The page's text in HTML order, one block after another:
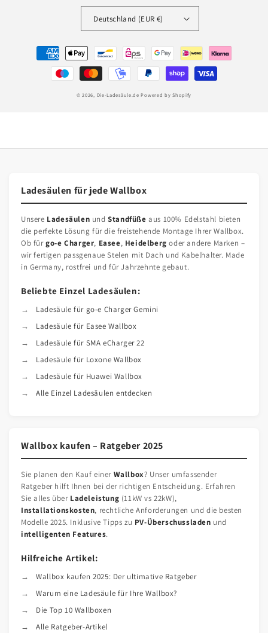
Deutschland (EUR €)
Zahlungsmethoden
© 2026, Die-Ladesäule.de Powered by Shopify
Ladesäulen für jede Wallbox
Unsere Ladesäulen undStandfüße aus 100% Edelstahl bieten
die perfekte Lösung für die freistehende Montage Ihrer Wallbox.
Ob fürgo-e Charger, Easee, Heidelberg oder andere Marken –
wir fertigen passgenaue Stelen mit Dach und Kabelhalter. Made
in Germany, rostfrei und für Jahrzehnte gebaut.
Beliebte Einzel Ladesäulen:
Ladesäule für go-e Charger Gemini
Ladesäule für Easee Wallbox
Ladesäule für SMA eCharger 22
Ladesäule für Loxone Wallbox
Ladesäule für Huawei Wallbox
Alle Einzel Ladesäulen entdecken
Wallbox kaufen – Ratgeber 2025
Sie planen den Kauf einer Wallbox? Unser umfassender
Ratgeber hilft Ihnen bei der richtigen Entscheidung. Erfahren
Sie alles über Ladeleistung (11kW vs 22kW),
Installationskosten, rechtliche Anforderungen und die besten
Modelle 2025. Inklusive Tipps zu PV-Überschussladen und
intelligenten Features.
Hilfreiche Artikel:
Wallbox kaufen 2025: Der ultimative Ratgeber
Warum eine Ladesäule für Ihre Wallbox?
Die Top 10 Wallboxen
Alle Ratgeber-Artikel